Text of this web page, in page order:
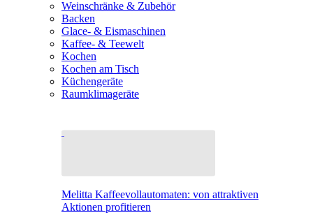
Weinschränke & Zubehör
Backen
Glace- & Eismaschinen
Kaffee- & Teewelt
Kochen
Kochen am Tisch
Küchengeräte
Raumklimageräte
Melitta Kaffeevollautomaten: von attraktiven
Aktionen profitieren